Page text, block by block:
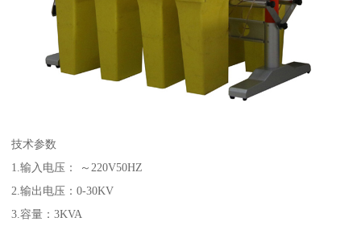
技术参数
1.输入电压： ～220V50HZ
2.输出电压：0-30KV
3.容量：3KVA